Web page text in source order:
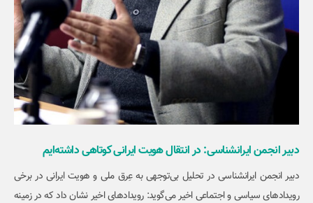
دبیر انجمن ایرانشناسی: در انتقال هویت ایرانی کوتاهی داشته‌ایم
دبیر انجمن ایرانشناسی در تحلیل بی‌توجهی به عِرق ملی و هویت ایرانی در برخی
رویدادهای سیاسی و اجتماعی اخیر می‌گوید: رویدادهای اخیر نشان داد که در زمینه